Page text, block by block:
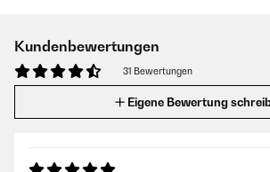
Kundenbewertungen
31 Bewertungen
Eigene Bewertung